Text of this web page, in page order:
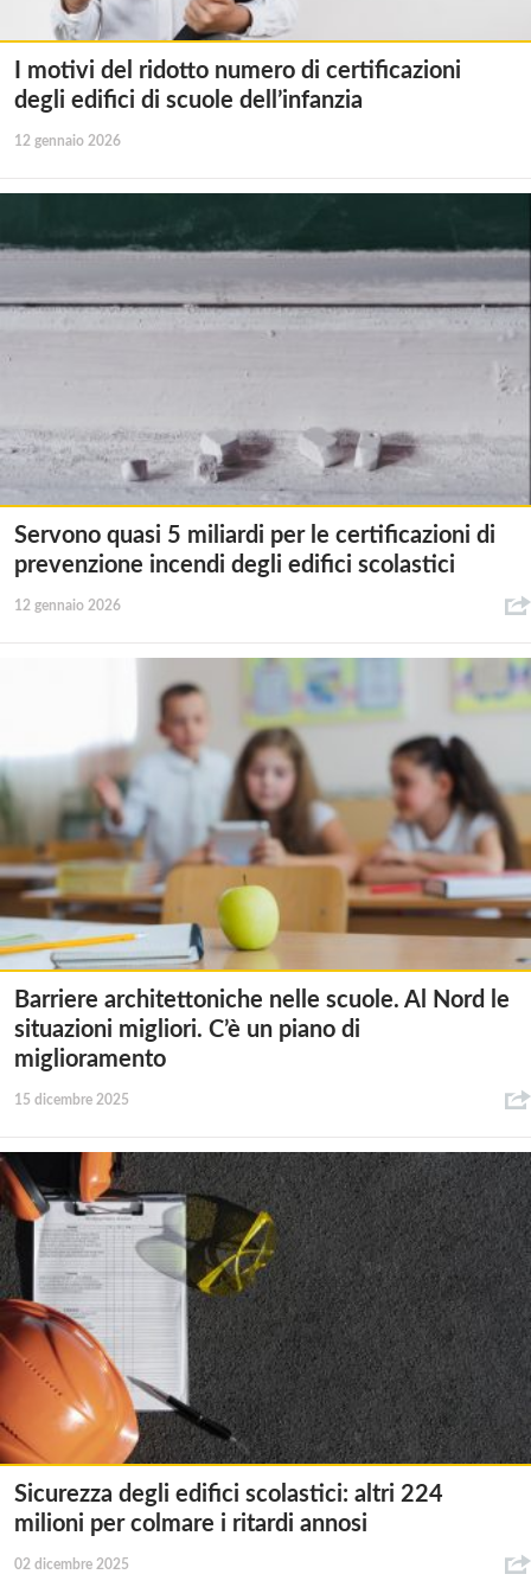
I motivi del ridotto numero di certificazioni
degli edifici di scuole dell’infanzia
12 gennaio 2026
Servono quasi 5 miliardi per le certificazioni di
prevenzione incendi degli edifici scolastici
12 gennaio 2026
Barriere architettoniche nelle scuole. Al Nord le
situazioni migliori. C’è un piano di
miglioramento
15 dicembre 2025
Sicurezza degli edifici scolastici: altri 224
milioni per colmare i ritardi annosi
02 dicembre 2025